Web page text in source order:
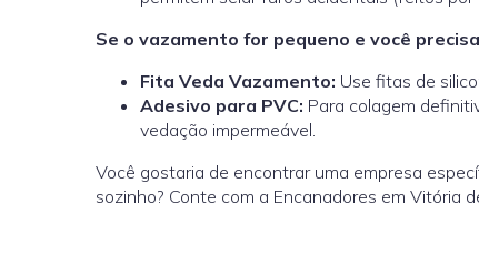
Se o vazamento for pequeno e você
Fita Veda Vazamento: Use fitas de
Adesivo para PVC: Para colagem
vedação impermeável.
Você gostaria de encontrar uma empresa
sozinho? Conte com a Encanadores em Vitória